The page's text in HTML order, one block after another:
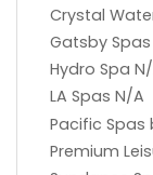
Crystal
Gatsby
Hydro Spa
LA Spas N/A
Pacific
Premium